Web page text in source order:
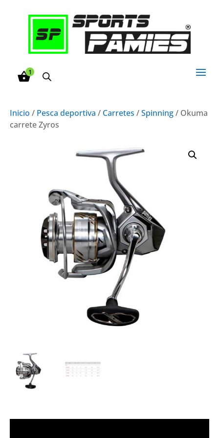
1
Inicio / Pesca deportiva / Carretes /Spinning/ Okuma
carrete Zyros